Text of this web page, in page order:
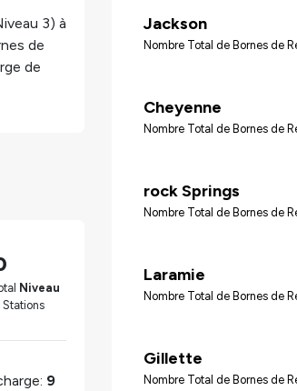
3) à
de
de
Niveau
Stations
9
Jackson
Nombre Total de Bornes de
Cheyenne
Nombre Total de Bornes de
rock Springs
Nombre Total de Bornes de
Laramie
Nombre Total de Bornes de
Gillette
Nombre Total de Bornes de